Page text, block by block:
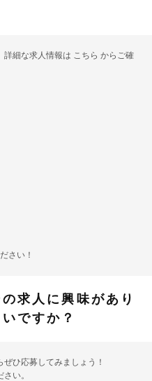
詳細な求人情報は こちら からご確
さい！
求人に興味があり
ですか？
ひ応募してみましょう！
い。